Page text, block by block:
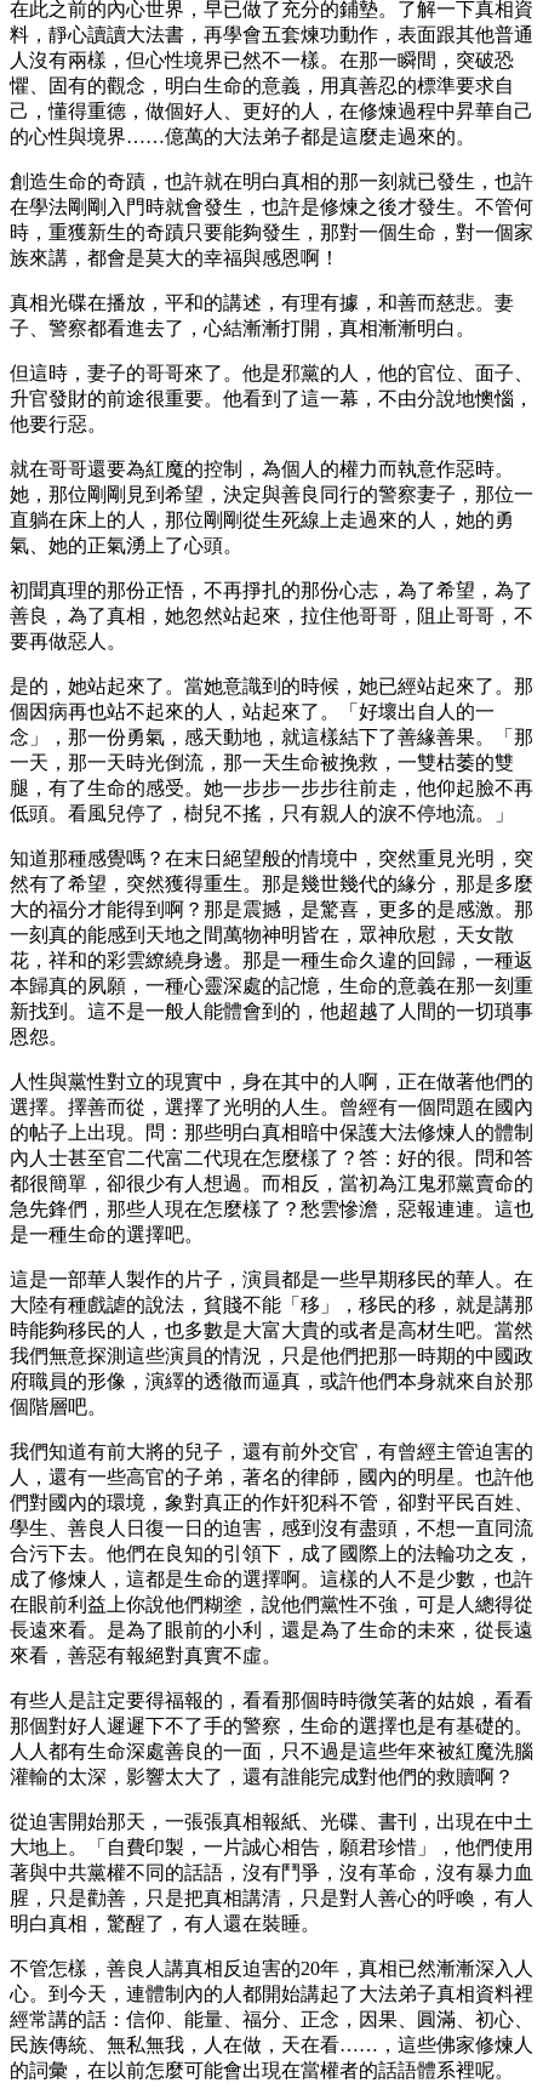
在此之前的內心世界，早已做了充分的鋪墊。了解一下真相資
料，靜心讀讀大法書，再學會五套煉功動作，表面跟其他普通
人沒有兩樣，但心性境界已然不一樣。在那一瞬間，突破恐
懼、固有的觀念，明白生命的意義，用真善忍的標準要求自
己，懂得重德，做個好人、更好的人，在修煉過程中昇華自己
的心性與境界……億萬的大法弟子都是這麼走過來的。
創造生命的奇蹟，也許就在明白真相的那一刻就已發生，也許
在學法剛剛入門時就會發生，也許是修煉之後才發生。不管何
時，重獲新生的奇蹟只要能夠發生，那對一個生命，對一個家
族來講，都會是莫大的幸福與感恩啊！
真相光碟在播放，平和的講述，有理有據，和善而慈悲。妻
子、警察都看進去了，心結漸漸打開，真相漸漸明白。
但這時，妻子的哥哥來了。他是邪黨的人，他的官位、面子、
升官發財的前途很重要。他看到了這一幕，不由分說地懊惱，
他要行惡。
就在哥哥還要為紅魔的控制，為個人的權力而執意作惡時。
她，那位剛剛見到希望，決定與善良同行的警察妻子，那位一
直躺在床上的人，那位剛剛從生死線上走過來的人，她的勇
氣、她的正氣湧上了心頭。
初聞真理的那份正悟，不再掙扎的那份心志，為了希望，為了
善良，為了真相，她忽然站起來，拉住他哥哥，阻止哥哥，不
要再做惡人。
是的，她站起來了。當她意識到的時候，她已經站起來了。那
個因病再也站不起來的人，站起來了。「好壞出自人的一
念」，那一份勇氣，感天動地，就這樣結下了善緣善果。「那
一天，那一天時光倒流，那一天生命被挽救，一雙枯萎的雙
腿，有了生命的感受。她一步步一步步往前走，他仰起臉不再
低頭。看風兒停了，樹兒不搖，只有親人的淚不停地流。」
知道那種感覺嗎？在末日絕望般的情境中，突然重見光明，突
然有了希望，突然獲得重生。那是幾世幾代的緣分，那是多麼
大的福分才能得到啊？那是震撼，是驚喜，更多的是感激。那
一刻真的能感到天地之間萬物神明皆在，眾神欣慰，天女散
花，祥和的彩雲繚繞身邊。那是一種生命久違的回歸，一種返
本歸真的夙願，一種心靈深處的記憶，生命的意義在那一刻重
新找到。這不是一般人能體會到的，他超越了人間的一切瑣事
恩怨。
人性與黨性對立的現實中，身在其中的人啊，正在做著他們的
選擇。擇善而從，選擇了光明的人生。曾經有一個問題在國內
的帖子上出現。問：那些明白真相暗中保護大法修煉人的體制
內人士甚至官二代富二代現在怎麼樣了？答：好的很。問和答
都很簡單，卻很少有人想過。而相反，當初為江鬼邪黨賣命的
急先鋒們，那些人現在怎麼樣了？愁雲慘澹，惡報連連。這也
是一種生命的選擇吧。
這是一部華人製作的片子，演員都是一些早期移民的華人。在
大陸有種戲謔的說法，貧賤不能「移」，移民的移，就是講那
時能夠移民的人，也多數是大富大貴的或者是高材生吧。當然
我們無意探測這些演員的情況，只是他們把那一時期的中國政
府職員的形像，演繹的透徹而逼真，或許他們本身就來自於那
個階層吧。
我們知道有前大將的兒子，還有前外交官，有曾經主管迫害的
人，還有一些高官的子弟，著名的律師，國內的明星。也許他
們對國內的環境，象對真正的作奸犯科不管，卻對平民百姓、
學生、善良人日復一日的迫害，感到沒有盡頭，不想一直同流
合污下去。他們在良知的引領下，成了國際上的法輪功之友，
成了修煉人，這都是生命的選擇啊。這樣的人不是少數，也許
在眼前利益上你說他們糊塗，說他們黨性不強，可是人總得從
長遠來看。是為了眼前的小利，還是為了生命的未來，從長遠
來看，善惡有報絕對真實不虛。
有些人是註定要得福報的，看看那個時時微笑著的姑娘，看看
那個對好人遲遲下不了手的警察，生命的選擇也是有基礎的。
人人都有生命深處善良的一面，只不過是這些年來被紅魔洗腦
灌輸的太深，影響太大了，還有誰能完成對他們的救贖啊？
從迫害開始那天，一張張真相報紙、光碟、書刊，出現在中土
大地上。「自費印製，一片誠心相告，願君珍惜」，他們使用
著與中共黨權不同的話語，沒有鬥爭，沒有革命，沒有暴力血
腥，只是勸善，只是把真相講清，只是對人善心的呼喚，有人
明白真相，驚醒了，有人還在裝睡。
不管怎樣，善良人講真相反迫害的20年，真相已然漸漸深入人
心。到今天，連體制內的人都開始講起了大法弟子真相資料裡
經常講的話：信仰、能量、福分、正念，因果、圓滿、初心、
民族傳統、無私無我，人在做，天在看……，這些佛家修煉人
的詞彙，在以前怎麼可能會出現在當權者的話語體系裡呢。